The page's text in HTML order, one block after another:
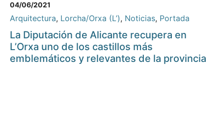
04/06/2021
Arquitectura, Lorcha/Orxa (L’), Noticias, Portada
La Diputación de Alicante recupera en
L’Orxa uno de los castillos más
emblemáticos y relevantes de la provincia